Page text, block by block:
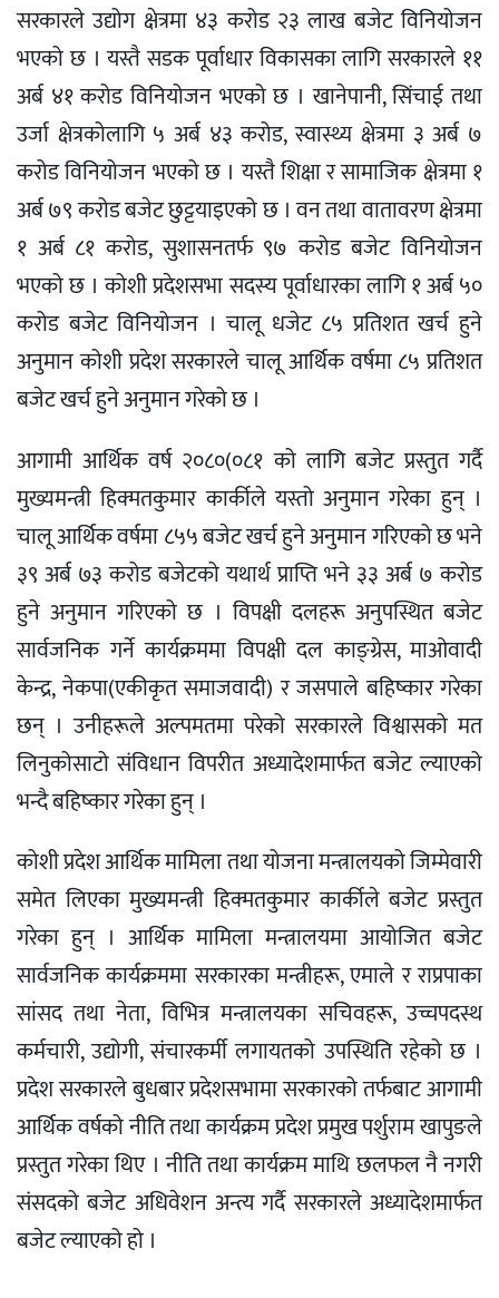
सरकारले उद्योग क्षेत्रमा ४३ करोड २३ लाख बजेट विनियोजन
भएको छ । यस्तै सडक पूर्वाधार विकासका लागि सरकारले ११
अर्ब ४१ करोड विनियोजन भएको छ । खानेपानी, सिंचाई तथा
उर्जा क्षेत्रकोलागि ५ अर्ब ४३ करोड, स्वास्थ्य क्षेत्रमा ३ अर्ब ७
करोड विनियोजन भएको छ । यस्तै शिक्षा र सामाजिक क्षेत्रमा १
अर्ब ७९ करोड बजेट छुट्टयाइएको छ । वन तथा वातावरण क्षेत्रमा
१ अर्ब ८१ करोड, सुशासनतर्फ ९७ करोड बजेट विनियोजन
भएको छ । कोशी प्रदेशसभा सदस्य पूर्वाधारका लागि १ अर्ब ५०
करोड बजेट विनियोजन । चालू धजेट ८५ प्रतिशत खर्च हुने
अनुमान कोशी प्रदेश सरकारले चालू आर्थिक वर्षमा ८५ प्रतिशत
बजेट खर्च हुने अनुमान गरेको छ ।
आगामी आर्थिक वर्ष २०८०(०८१ को लागि बजेट प्रस्तुत गर्दै
मुख्यमन्त्री हिक्मतकुमार कार्कीले यस्तो अनुमान गरेका हुन् ।
चालू आर्थिक वर्षमा ८५५ बजेट खर्च हुने अनुमान गरिएको छ भने
३९ अर्ब ७३ करोड बजेटको यथार्थ प्राप्ति भने ३३ अर्ब ७ करोड
हुने अनुमान गरिएको छ । विपक्षी दलहरू अनुपस्थित बजेट
सार्वजनिक गर्ने कार्यक्रममा विपक्षी दल काङ्ग्रेस, माओवादी
केन्द्र, नेकपा(एकीकृत समाजवादी) र जसपाले बहिष्कार गरेका
छन् । उनीहरूले अल्पमतमा परेको सरकारले विश्वासको मत
लिनुकोसाटो संविधान विपरीत अध्यादेशमार्फत बजेट ल्याएको
भन्दै बहिष्कार गरेका हुन् ।
कोशी प्रदेश आर्थिक मामिला तथा योजना मन्त्रालयको जिम्मेवारी
समेत लिएका मुख्यमन्त्री हिक्मतकुमार कार्कीले बजेट प्रस्तुत
गरेका हुन् । आर्थिक मामिला मन्त्रालयमा आयोजित बजेट
सार्वजनिक कार्यक्रममा सरकारका मन्त्रीहरू, एमाले र राप्रपाका
सांसद तथा नेता, विभित्र मन्त्रालयका सचिवहरू, उच्चपदस्थ
कर्मचारी, उद्योगी, संचारकर्मी लगायतको उपस्थिति रहेको छ ।
प्रदेश सरकारले बुधबार प्रदेशसभामा सरकारको तर्फबाट आगामी
आर्थिक वर्षको नीति तथा कार्यक्रम प्रदेश प्रमुख पर्शुराम खापुङले
प्रस्तुत गरेका थिए । नीति तथा कार्यक्रम माथि छलफल नै नगरी
संसदको बजेट अधिवेशन अन्त्य गर्दै सरकारले अध्यादेशमार्फत
बजेट ल्याएको हो ।